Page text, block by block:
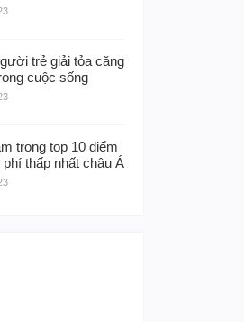
trẻ giải tỏa căng
cuộc sống
trong top 10 điểm
phí thấp nhất châu Á